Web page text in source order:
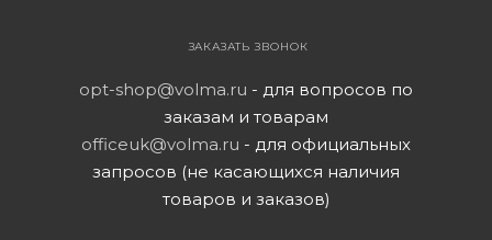
ЗАКАЗАТЬ ЗВОНОК
opt-shop@volma.ru - для вопросов по
заказам и товарам
officeuk@volma.ru - для официальных
запросов (не касающихся наличия
товаров и заказов)